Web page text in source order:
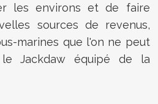
les environs et de faire
sources de revenus,
marines que l'on ne peut
Jackdaw équipé de la